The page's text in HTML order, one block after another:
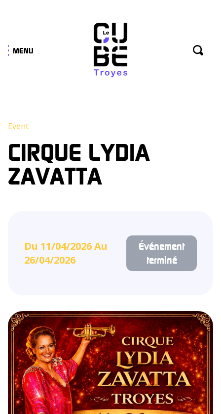
MENU
Event
CIRQUE LYDIA
ZAVATTA
Du 11/04/2026 Au
26/04/2026
Événement
terminé